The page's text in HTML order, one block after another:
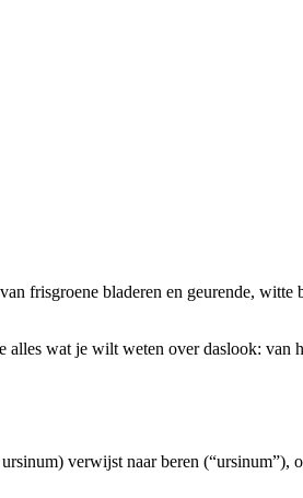
frisgroene bladeren en geurende, witte
wat je wilt weten over daslook: van
verwijst naar beren (“ursinum”),